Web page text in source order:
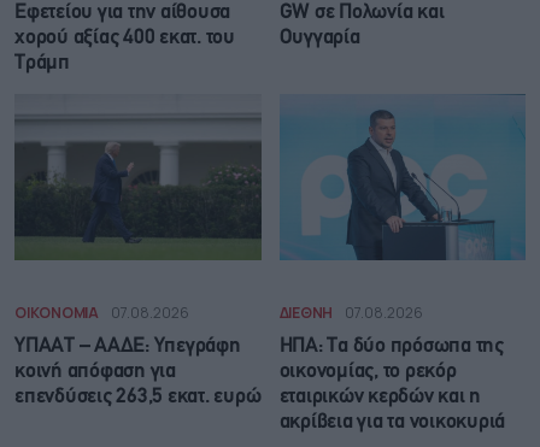
Εφετείου για την αίθουσα
χορού αξίας 400 εκατ. του
Τράμπ
GW σε Πολωνία και
Ουγγαρία
ΟΙΚΟΝΟΜΙΑ 07.08.2026
ΥΠΑΑΤ – ΑΑΔΕ: Υπεγράφη
κοινή απόφαση για
επενδύσεις 263,5 εκατ. ευρώ
ΔΙΕΘΝΗ 07.08.2026
ΗΠΑ: Τα δύο πρόσωπα της
οικονομίας, το ρεκόρ
εταιρικών κερδών και η
ακρίβεια για τα νοικοκυριά